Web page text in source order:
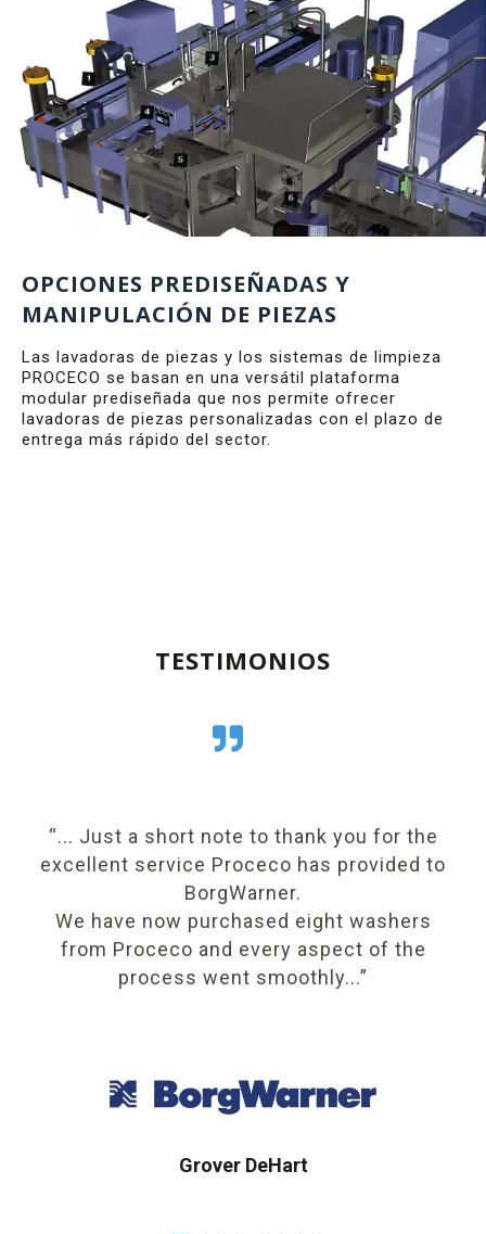
OPCIONES PREDISEÑADAS Y
MANIPULACIÓN DE PIEZAS
Las lavadoras de piezas y los sistemas de limpieza
PROCECO se basan en una versátil plataforma
modular prediseñada que nos permite ofrecer
lavadoras de piezas personalizadas con el plazo de
entrega más rápido del sector.
TESTIMONIOS
“... Just a short note to thank you for the
excellent service Proceco has provided to
BorgWarner.
We have now purchased eight washers
from Proceco and every aspect of the
process went smoothly...”
Grover DeHart